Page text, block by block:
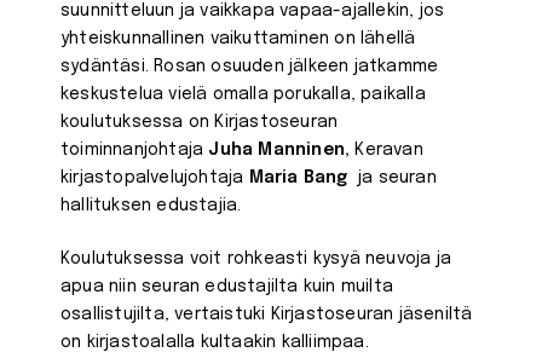
suunnitteluun ja vaikkapa vapaa-ajallekin, jos
yhteiskunnallinen vaikuttaminen on lähellä
sydäntäsi. Rosan osuuden jälkeen jatkamme
keskustelua vielä omalla porukalla, paikalla
koulutuksessa on Kirjastoseuran
toiminnanjohtaja Juha Manninen, Keravan
kirjastopalvelujohtaja
Maria Bangja seuran
hallituksen edustajia.
Koulutuksessa voit rohkeasti kysyä neuvoja ja
apua niin seuran edustajilta kuin muilta
osallistujilta, vertaistuki Kirjastoseuran jäseniltä
on kirjastoalalla kultaakin kalliimpaa.